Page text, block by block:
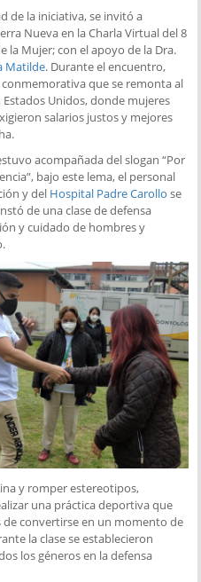
de la iniciativa, se invitó a
Nueva en la Charla Virtual del 8
la Mujer; con el apoyo de la Dra.
Matilde. Durante el encuentro,
que se remonta al
Unidos, donde mujeres
salarios justos y mejores
acompañada del slogan “Por
bajo este lema, el personal
y del Hospital Padre Carollose
de una clase de defensa
y cuidado de hombres y
y romper estereotipos,
una práctica deportiva que
de convertirse en un momento de
la clase se establecieron
los géneros en la defensa